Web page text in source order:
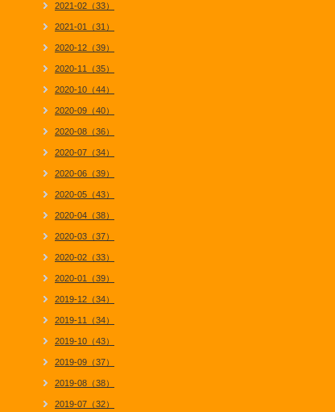
2021-02（33）
2021-01（31）
2020-12（39）
2020-11（35）
2020-10（44）
2020-09（40）
2020-08（36）
2020-07（34）
2020-06（39）
2020-05（43）
2020-04（38）
2020-03（37）
2020-02（33）
2020-01（39）
2019-12（34）
2019-11（34）
2019-10（43）
2019-09（37）
2019-08（38）
2019-07（32）